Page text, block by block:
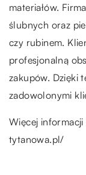
materiałów.
ślubnych oraz
czy rubinem.
profesjonalną
zakupów. Dzięki
zadowolonymi
Więcej informacji
tytanowa.pl/